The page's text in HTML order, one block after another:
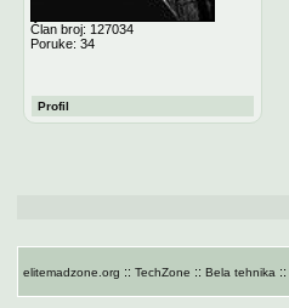
Član broj: 127034
Poruke: 34
Profil
elitemadzone.org :: TechZone :: Bela tehnika ::